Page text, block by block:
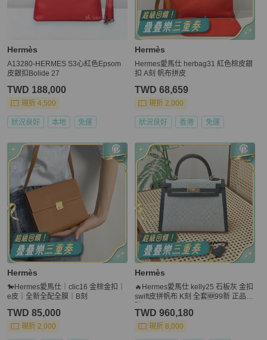
Hermès
A13280-HERMES S3心紅色Epsom
皮銀扣Bolide 27
TWD 188,000
現折 4,500
狀況良好 本地 免運
Hermès
Hermes愛馬仕 herbag31 紅色棕皮銀
扣 A刻 帆布拼皮
TWD 68,659
現折 2,000
狀況良好 香港 免運
Hermès
🐎Hermes愛馬仕｜clic16 金棕金扣｜
e皮｜全新全配全膜｜B刻
TWD 85,000
現折 2,000
Hermès
🔥Hermes愛馬仕 kelly25 石板灰 金扣
swift皮拼帆布 K刻 全套🆕99新 正品保
TWD 960,180
現折 8,000